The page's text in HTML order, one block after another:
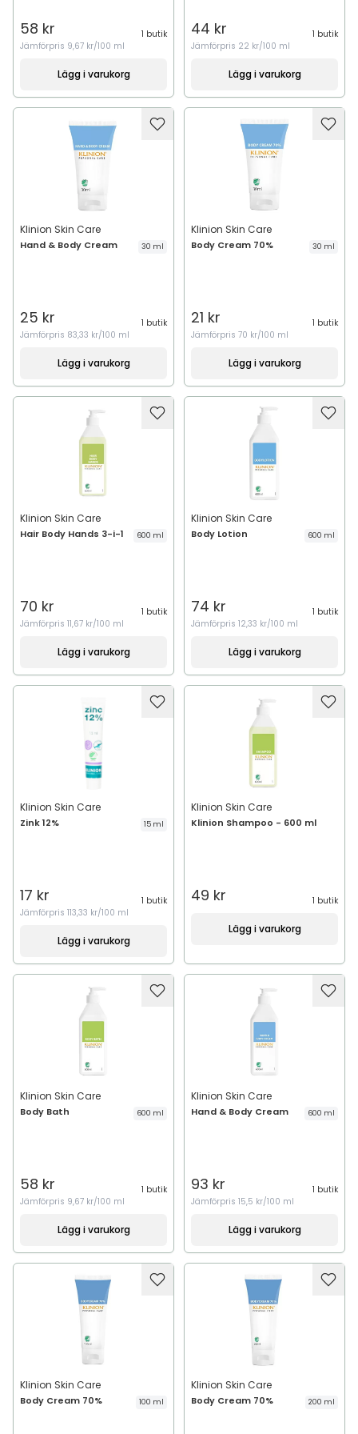
58 kr
1 butik
Jämförpris 9,67 kr/100 ml
Lägg i varukorg
44 kr
1 butik
Jämförpris 22 kr/100 ml
Lägg i varukorg
Klinion Skin Care
Hand & Body Cream 30 ml
25 kr
1 butik
Jämförpris 83,33 kr/100 ml
Lägg i varukorg
Klinion Skin Care
Body Cream 70% 30 ml
21 kr
1 butik
Jämförpris 70 kr/100 ml
Lägg i varukorg
Klinion Skin Care
Hair Body Hands 3-i-1 600 ml
70 kr
1 butik
Jämförpris 11,67 kr/100 ml
Lägg i varukorg
Klinion Skin Care
Body Lotion 600 ml
74 kr
1 butik
Jämförpris 12,33 kr/100 ml
Lägg i varukorg
Klinion Skin Care
Zink 12% 15 ml
17 kr
1 butik
Jämförpris 113,33 kr/100 ml
Lägg i varukorg
Klinion Skin Care
Klinion Shampoo - 600 ml
49 kr 1 butik
Lägg i varukorg
Klinion Skin Care
Body Bath 600 ml
58 kr
1 butik
Jämförpris 9,67 kr/100 ml
Lägg i varukorg
Klinion Skin Care
Hand & Body Cream 600 ml
93 kr
1 butik
Jämförpris 15,5 kr/100 ml
Lägg i varukorg
Klinion Skin Care
Body Cream 70% 100 ml
Klinion Skin Care
Body Cream 70% 200 ml